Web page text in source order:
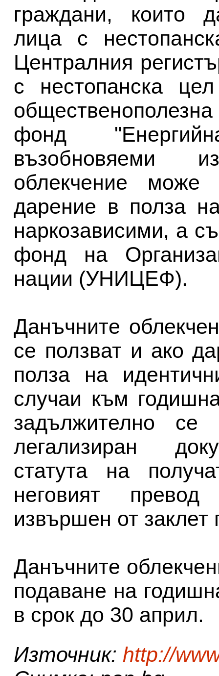
граждани, които
лица с
Централния
с нестопанска
фонд
възобновяеми
облекчение
дарение в полза
наркозависими, а
фонд на
нации (УНИЦЕФ).
Данъчните
се ползват и ако
полза на
случаи към
задължително
легализиран
статута на
неговият
извършен от заклет
Данъчните
подаване на
в срок до 30 април.
Източник: http://